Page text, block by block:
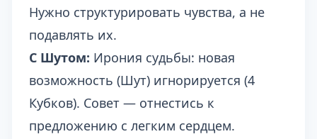
Нужно структурировать чувства, а не
подавлять их.
С Шутом: Ирония судьбы: новая
возможность (Шут) игнорируется (4
Кубков). Совет — отнестись к
предложению с легким сердцем.